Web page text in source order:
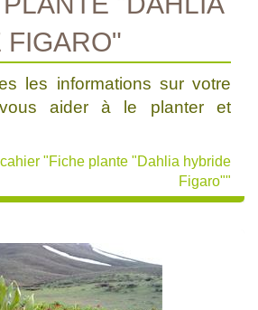
FIGARO"
les informations sur votre
aider à le planter et
"Fiche plante "Dahlia hybride
Figaro""